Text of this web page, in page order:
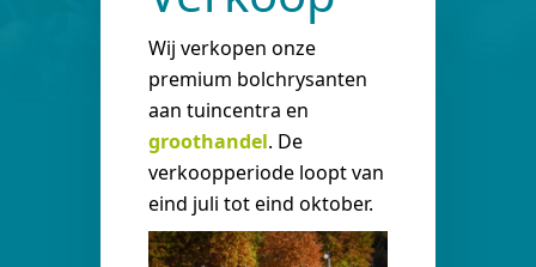
Wij verkopen onze
premium bolchrysanten
aan tuincentra en
groothandel. De
verkoopperiode loopt van
eind juli tot eind oktober.